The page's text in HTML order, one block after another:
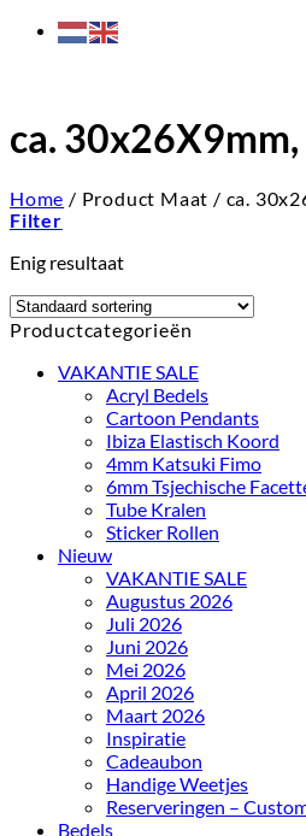
ca.
Home / Product Maat / ca.
Filter
Enig resultaat
Productcategorieën
VAKANTIE SALE
Acryl Bedels
Cartoon Pendants
Ibiza Elastisch Koord
4mm Katsuki Fimo
6mm Tsjechische
Tube Kralen
Sticker Rollen
Nieuw
VAKANTIE SALE
Augustus 2026
Juli 2026
Juni 2026
Mei 2026
April 2026
Maart 2026
Inspiratie
Cadeaubon
Handige Weetjes
Reserveringen –
Bedels